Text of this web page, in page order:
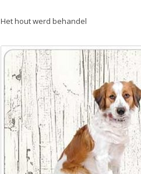
Het hout werd behandel